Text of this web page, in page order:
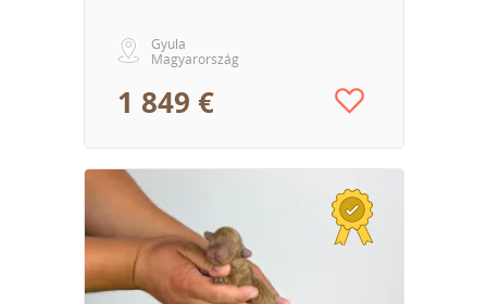
Gyula
Magyarország
1 849 €